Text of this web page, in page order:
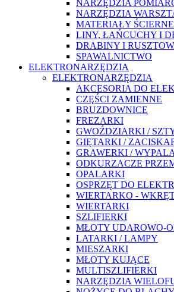
NARZĘDZIA
NARZĘDZIA
MATERIAŁY
LINY, ŁAŃCUCHY I
DRABINY I
SPAWALNICTWO
ELEKTRONARZĘDZIA
ELEKTRONARZĘDZIA
AKCESORIA DO
CZĘŚCI ZAMIENNE
BRUZDOWNICE
FREZARKI
GWOŹDZIARKI /
GIĘTARKI /
GRAWERKI /
ODKURZACZE
OPALARKI
OSPRZĘT DO
WIERTARKO -
WIERTARKI
SZLIFIERKI
MŁOTY UDAROWO-
LATARKI / LAMPY
MIESZARKI
MŁOTY KUJĄCE
MULTISZLIFIERKI
NARZĘDZIA